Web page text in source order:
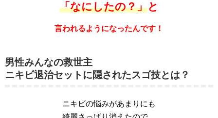
「なにしたの？」と
言われるようになったんです！
男性みんなの救世主
ニキビ退治セットに隠されたスゴ技とは？
ニキビの悩みがあまりにも